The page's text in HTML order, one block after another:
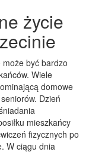
życie
być bardzo
Wiele
domowe
Dzień
mieszkańcy
fizycznych po
W ciągu dnia